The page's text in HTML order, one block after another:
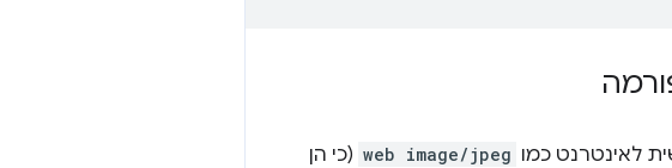
לאינטרנט כמו web image/jpeg (כי הן